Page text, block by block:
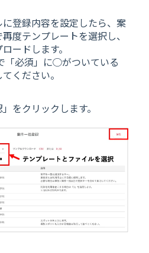
登録内容を設定したら、案
度テンプレートを選択し、
ードします。
「必須」に◯がついている
ください。
をクリックします。